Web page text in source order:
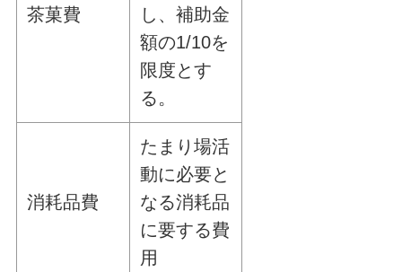
茶菓費
し、補助金
額の1/10を
限度とす
る。
消耗品費
たまり場活
動に必要と
なる消耗品
に要する費
用